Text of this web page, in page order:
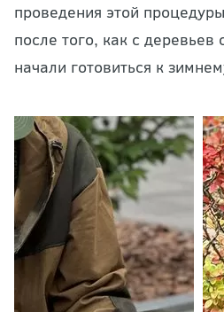
проведения этой
после того, как с деревьев
начали готовиться к